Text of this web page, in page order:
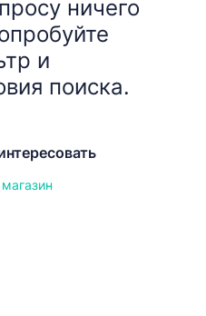
ничего
и
поиска.